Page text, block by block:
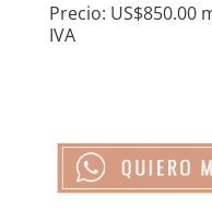
Precio: US$850.00
IVA